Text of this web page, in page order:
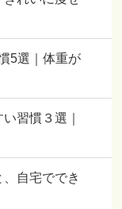
5選｜体重が
習慣３選｜
自宅ででき